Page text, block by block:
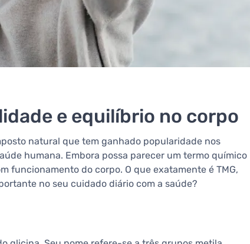
e equilíbrio no corpo
natural que tem ganhado popularidade nos
humana. Embora possa parecer um termo químico
funcionamento do corpo. O que exatamente é TMG,
no seu cuidado diário com a saúde?